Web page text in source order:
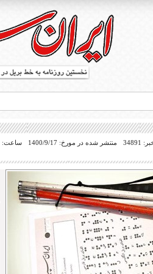
بریل در جهان
منتشر شده در مورخ: 1400/9/17 ساعت: 23:49